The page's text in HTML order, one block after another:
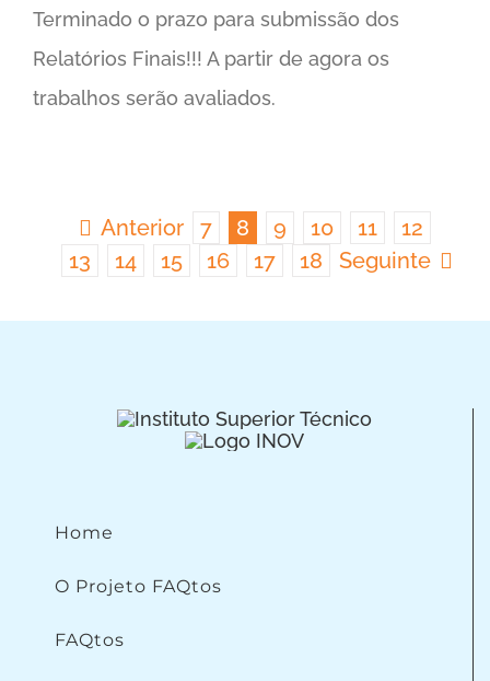
Terminado o prazo para submissão dos
Relatórios Finais!!! A partir de agora os
trabalhos serão avaliados.
Anterior 7 8 9 10 11
12
13
14 15 16 17 18 Seguinte
Home
O Projeto FAQtos
FAQtos